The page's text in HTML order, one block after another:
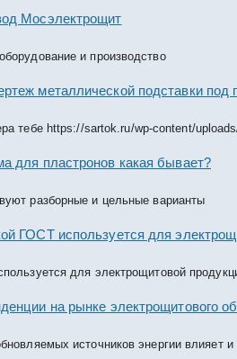
Мосэлектрощит
и производство
металлической подставки
тебе https://sartok.ru/wp-content/
для пластронов какая бывает?
разборные и цельные варианты
ГОСТ используется для
для электрощитовой
на рынке электрощитового
источников энергии влияет